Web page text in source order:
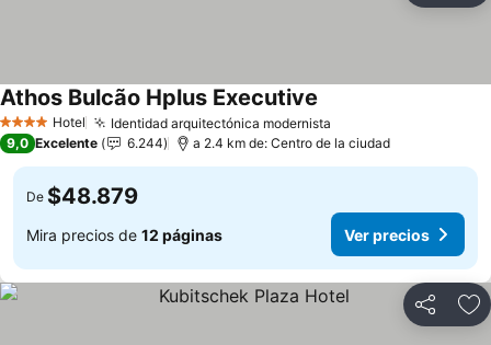
4 EstrellasHotel Identidad arquitectónica modernista
Athos Bulcão Hplus Executive
9,0 Excelente 6.244 a 2.4 km de: Centro de la ciudad
De $48.879
Mira precios de 12 páginas Ver precios
Compartir